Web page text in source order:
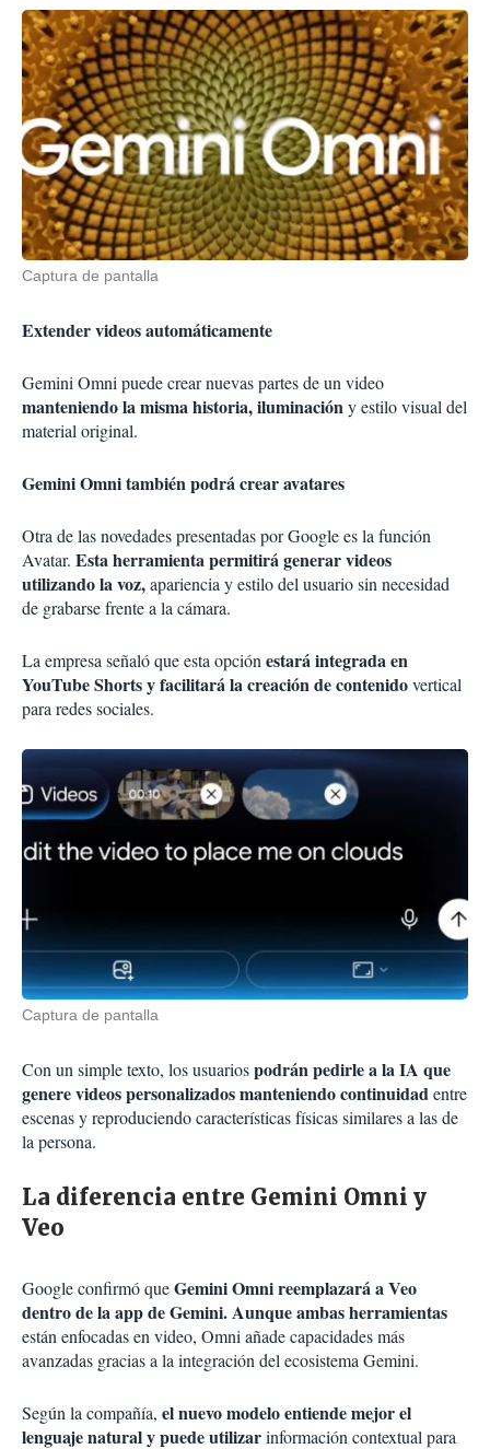
Captura de pantalla
Extender videos automáticamente
Gemini Omni puede crear nuevas partes de un video
manteniendo la misma historia, iluminacióny estilo visual del
material original.
Gemini Omni también podrá crear avatares
Otra de las novedades presentadas por Google es la función
Avatar. Esta herramienta permitirá generar videos
utilizando la voz,apariencia y estilo del usuario sin necesidad
de grabarse frente a la cámara.
La empresa señaló que esta opciónestará integrada en
YouTube Shorts y facilitará la creación de contenidovertical
para redes sociales.
Captura de pantalla
Con un simple texto, los usuariospodrán pedirle a la IA que
genere videos personalizados manteniendo continuidadentre
escenas y reproduciendo características físicas similares a las de
la persona.
La diferencia entre Gemini Omni y
Veo
Google confirmó queGemini Omni reemplazará a Veo
dentro de la app de Gemini. Aunque ambas herramientas
están enfocadas en video, Omni añade capacidades más
avanzadas gracias a la integración del ecosistema Gemini.
Según la compañía, el nuevo modelo entiende mejor el
lenguaje natural y puede utilizarinformación contextual para